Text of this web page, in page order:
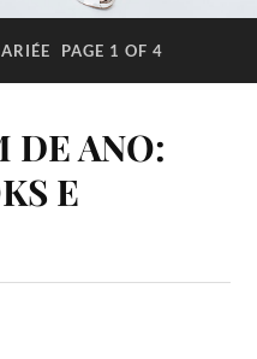
PAGE 1 OF 4
DE ANO:
E